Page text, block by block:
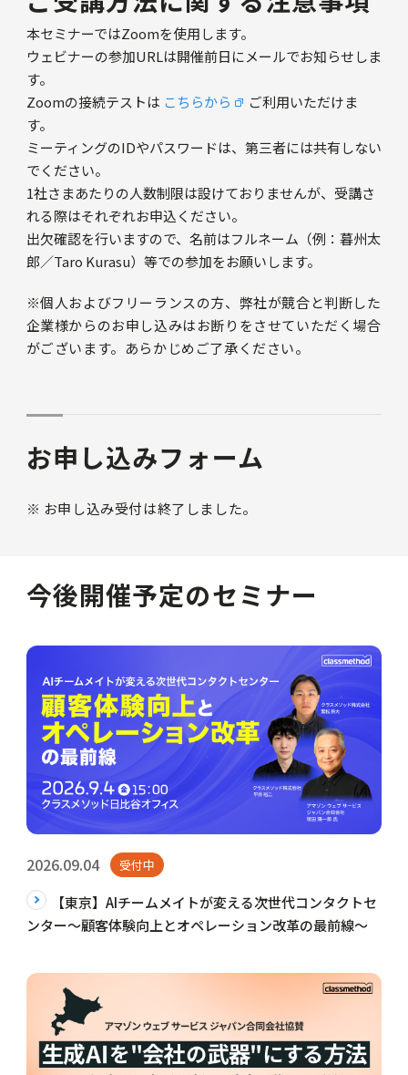
本セミナーではZoomを使用します。
ウェビナーの参加URLは開催前日にメールでお知らせしま
す。
Zoomの接続テストは こちらから
ご利用いただけま
す。
ミーティングのIDやパスワードは、第三者には共有しない
でください。
1社さまあたりの人数制限は設けておりませんが、受講さ
れる際はそれぞれお申込ください。
出欠確認を行いますので、名前はフルネーム（例：暮州太
郎／Taro Kurasu）等での参加をお願いします。
※個人およびフリーランスの方、弊社が競合と判断した
企業様からのお申し込みはお断りをさせていただく場合
がございます。あらかじめご了承ください。
お申し込みフォーム
※ お申し込み受付は終了しました。
今後開催予定のセミナー
2026.09.04 受付中
【東京】AIチームメイトが変える次世代コンタクトセ
ンター～顧客体験向上とオペレーション改革の最前線～